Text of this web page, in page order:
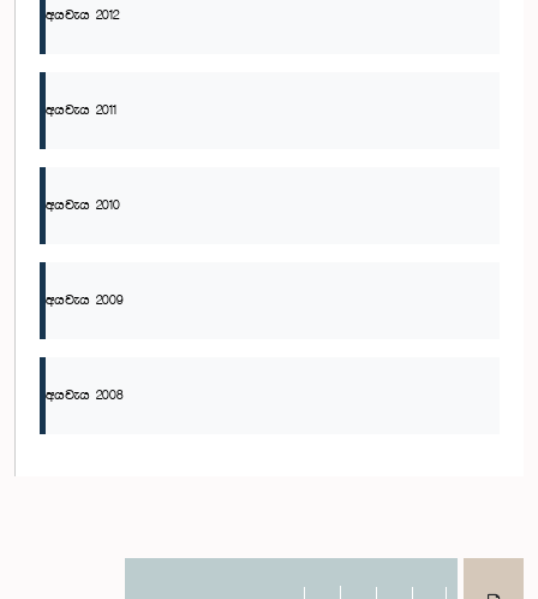
අයවැය 2012
අයවැය 2011
අයවැය 2010
අයවැය 2009
අයවැය 2008